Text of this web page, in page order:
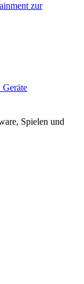
zur
Geräte
Spielen und